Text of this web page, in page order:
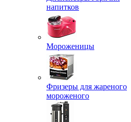
напитков
Мороженицы
Фризеры для жареного
мороженого